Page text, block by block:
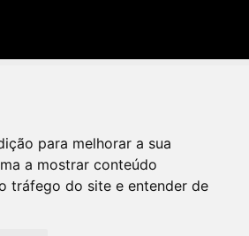
para melhorar a sua
a mostrar conteúdo
tráfego do site e entender de
Digital